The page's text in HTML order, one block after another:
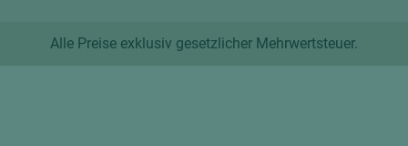
Alle Preise exklusiv gesetzlicher Mehrwertsteuer.